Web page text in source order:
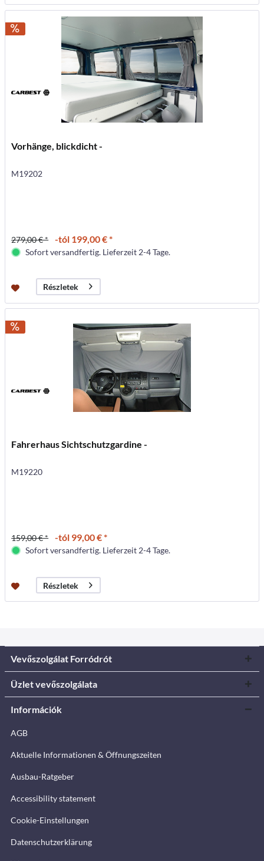
Vorhänge, blickdicht -
M19202
279,00 € * -tól 199,00 € *
Sofort versandfertig. Lieferzeit 2-4 Tage.
Részletek
Fahrerhaus Sichtschutzgardine -
M19220
159,00 € * -tól 99,00 € *
Sofort versandfertig. Lieferzeit 2-4 Tage.
Részletek
Vevőszolgálat Forródrót
Üzlet vevőszolgálata
Információk
AGB
Aktuelle Informationen & Öffnungszeiten
Ausbau-Ratgeber
Accessibility statement
Cookie-Einstellungen
Datenschutzerklärung